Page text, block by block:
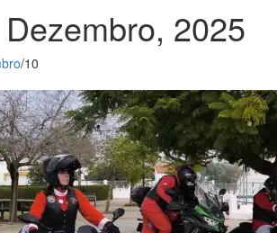
2025
/10